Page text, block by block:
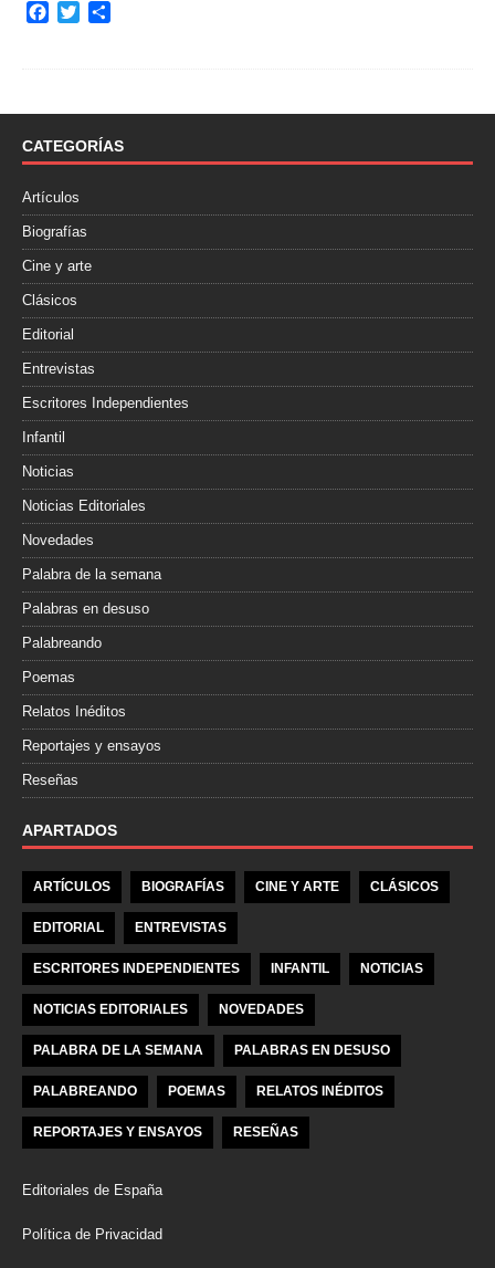
o
k
r
t
i
CATEGORÍAS
Artículos
Biografías
Cine y arte
Clásicos
Editorial
Entrevistas
Escritores Independientes
Infantil
Noticias
Noticias Editoriales
Novedades
Palabra de la semana
Palabras en desuso
Palabreando
Poemas
Relatos Inéditos
Reportajes y ensayos
Reseñas
APARTADOS
ARTÍCULOS BIOGRAFÍAS CINE Y ARTE CLÁSICOS
EDITORIAL ENTREVISTAS
ESCRITORES INDEPENDIENTES INFANTIL NOTICIAS
NOTICIAS EDITORIALES NOVEDADES
PALABRA DE LA SEMANA PALABRAS EN DESUSO
PALABREANDO POEMAS RELATOS INÉDITOS
REPORTAJES Y ENSAYOS RESEÑAS
Editoriales de España
Política de Privacidad